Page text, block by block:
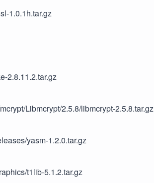
1.0.1h.tar.gz
2.8.11.2.tar.gz
Libmcrypt/2.5.8/libmcrypt-2.5.8.tar.gz
yasm-1.2.0.tar.gz
t1lib-5.1.2.tar.gz